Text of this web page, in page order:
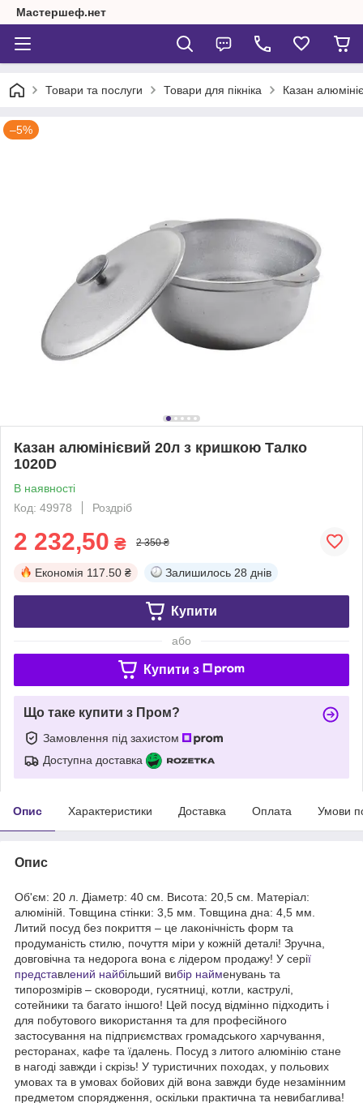
Мастершеф.нет
Товари та послуги Товари для пікніка Казан
–5%
Казан алюмінієвий 20л з кришкою Талко
1020D
В наявності
Код: 49978
Роздріб
2 232,50 ₴ 2 350 ₴
Економія 117.50 ₴ Залишилось 28 днів
Купити
або
Купити з
Що таке купити з Пром?
Замовлення під захистом
Доступна доставка
Опис Характеристики Доставка Оплата Умови
Опис
Об'єм: 20 л. Діаметр: 40 см. Висота: 20,5 см. Матеріал:
алюміній. Товщина стінки: 3,5 мм. Товщина дна: 4,5 мм.
Литий посуд без покриття – це лаконічність форм та
продуманість стилю, почуття міри у кожній деталі! Зручна,
довговічна та недорога вона є лідером продажу! У серії
представлений найбільший вибір найменувань та
типорозмірів – сковороди, гусятниці, котли, каструлі,
сотейники та багато іншого! Цей посуд відмінно підходить і
для побутового використання та для професійного
застосування на підприємствах громадського харчування,
ресторанах, кафе та їдалень. Посуд з литого алюмінію стане
в нагоді завжди і скрізь! У туристичних походах, у польових
умовах та в умовах бойових дій вона завжди буде незамінним
предметом спорядження, оскільки практична та невибаглива!